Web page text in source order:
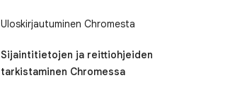
Uloskirjautuminen Chromesta
Sijaintitietojen ja reittiohjeiden
tarkistaminen Chromessa